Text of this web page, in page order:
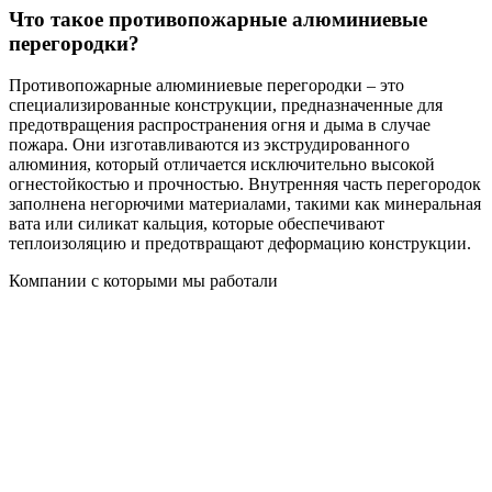
Что такое противопожарные алюминиевые
перегородки?
Противопожарные алюминиевые перегородки – это
специализированные конструкции, предназначенные для
предотвращения распространения огня и дыма в случае
пожара. Они изготавливаются из экструдированного
алюминия, который отличается исключительно высокой
огнестойкостью и прочностью. Внутренняя часть перегородок
заполнена негорючими материалами, такими как минеральная
вата или силикат кальция, которые обеспечивают
теплоизоляцию и предотвращают деформацию конструкции.
Компании с которыми мы работали